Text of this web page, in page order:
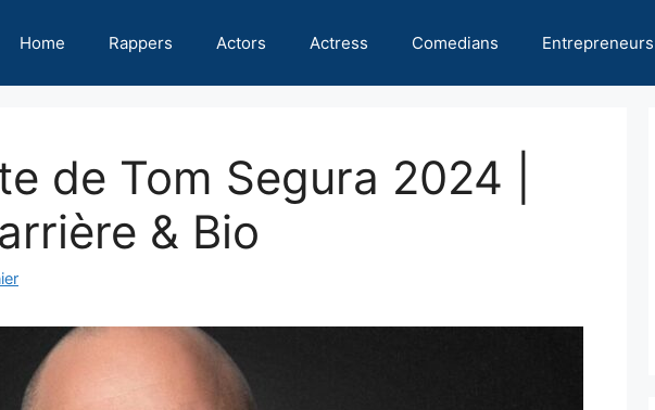
Home Rappers Actors Actress Comedians Entrepreneurs
de Tom Segura 2024 |
& Bio